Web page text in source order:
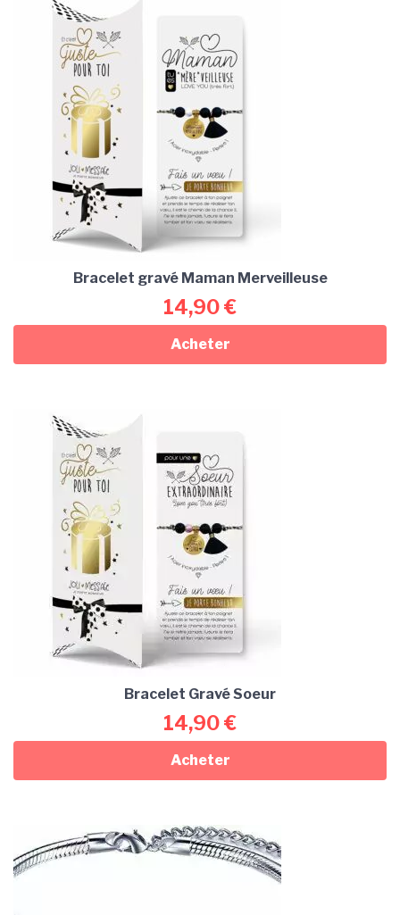
Bracelet gravé Maman Merveilleuse
14,90€
Acheter
Bracelet Gravé Soeur
14,90€
Acheter